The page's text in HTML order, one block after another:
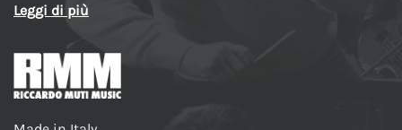
Leggi di più